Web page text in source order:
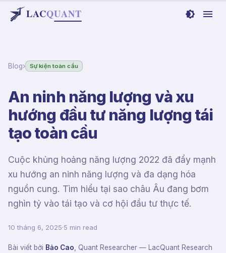
LACQUANT
Blog› Sự kiện toàn cầu
An ninh năng lượng và xu
hướng đầu tư năng lượng tái
tạo toàn cầu
Cuộc khủng hoảng năng lượng 2022 đã đẩy mạnh
xu hướng an ninh năng lượng và đa dạng hóa
nguồn cung. Tìm hiểu tại sao châu Âu đang bơm
nghìn tỷ vào tái tạo và cơ hội đầu tư thực tế.
10 tháng 6, 2025·5 min read
Bài viết bởi Bảo Cao Quant Researcher — LacQuant Research